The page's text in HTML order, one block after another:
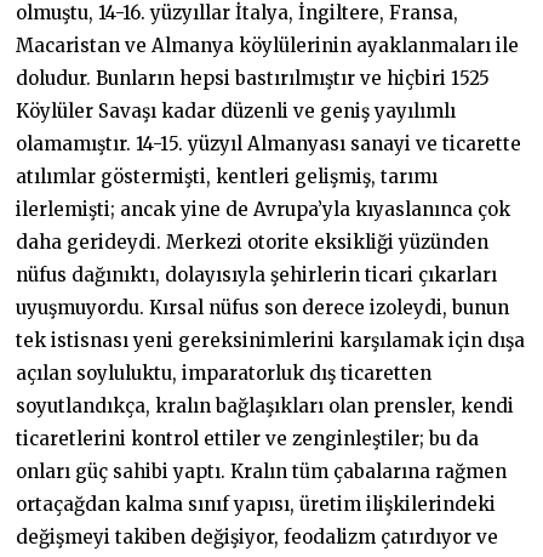
olmuştu, 14-16. yüzyıllar İtalya, İngiltere, Fransa,
Macaristan ve Almanya köylülerinin ayaklanmaları ile
doludur. Bunların hepsi bastırılmıştır ve hiçbiri 1525
Köylüler Savaşı kadar düzenli ve geniş yayılımlı
olamamıştır. 14-15. yüzyıl Almanyası sanayi ve ticarette
atılımlar göstermişti, kentleri gelişmiş, tarımı
ilerlemişti; ancak yine de Avrupa’yla kıyaslanınca çok
daha gerideydi. Merkezi otorite eksikliği yüzünden
nüfus dağınıktı, dolayısıyla şehirlerin ticari çıkarları
uyuşmuyordu. Kırsal nüfus son derece izoleydi, bunun
tek istisnası yeni gereksinimlerini karşılamak için dışa
açılan soyluluktu, imparatorluk dış ticaretten
soyutlandıkça, kralın bağlaşıkları olan prensler, kendi
ticaretlerini kontrol ettiler ve zenginleştiler; bu da
onları güç sahibi yaptı. Kralın tüm çabalarına rağmen
ortaçağdan kalma sınıf yapısı, üretim ilişkilerindeki
değişmeyi takiben değişiyor, feodalizm çatırdıyor ve